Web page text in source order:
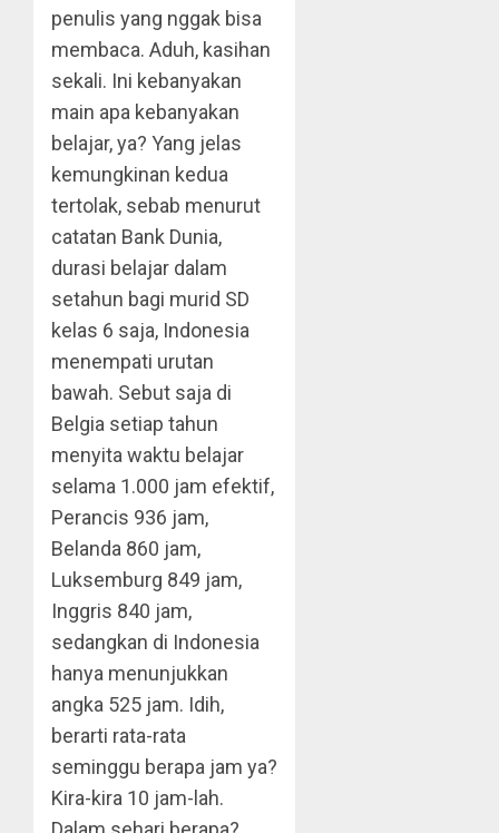
penulis yang nggak bisa
membaca. Aduh, kasihan
sekali. Ini kebanyakan
main apa kebanyakan
belajar, ya? Yang jelas
kemungkinan kedua
tertolak, sebab menurut
catatan Bank Dunia,
durasi belajar dalam
setahun bagi murid SD
kelas 6 saja, Indonesia
menempati urutan
bawah. Sebut saja di
Belgia setiap tahun
menyita waktu belajar
selama 1.000 jam efektif,
Perancis 936 jam,
Belanda 860 jam,
Luksemburg 849 jam,
Inggris 840 jam,
sedangkan di Indonesia
hanya menunjukkan
angka 525 jam. Idih,
berarti rata-rata
seminggu berapa jam ya?
Kira-kira 10 jam-lah.